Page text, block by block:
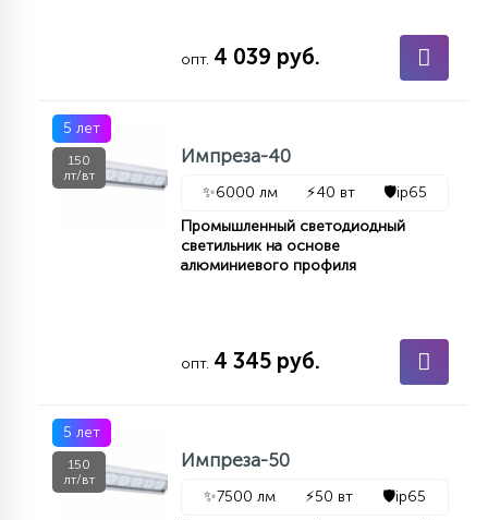
опт. 4 039 руб.
5 лет
150
лт/вт
Импреза-40
✨6000 лм ⚡40 вт 🛡️ip65
Промышленный светодиодный
светильник на основе
алюминиевого профиля
опт. 4 345 руб.
5 лет
150
лт/вт
Импреза-50
✨7500 лм ⚡50 вт 🛡️ip65